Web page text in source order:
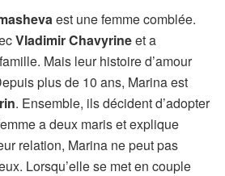
est une femme comblée.
Vladimir Chavyrineet a
Mais leur histoire d’amour
plus de 10 ans, Marina est
. Ensemble, ils décident d’adopter
a deux maris et explique
relation, Marina ne peut pas
Lorsqu’elle se met en couple